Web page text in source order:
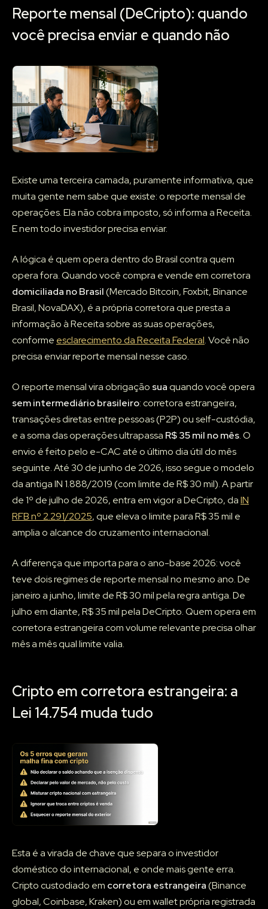
Reporte mensal (DeCripto): quando
você precisa enviar e quando não
Existe uma terceira camada, puramente informativa, que
muita gente nem sabe que existe: o reporte mensal de
operações. Ela não cobra imposto, só informa a Receita.
E nem todo investidor precisa enviar.
A lógica é quem opera dentro do Brasil contra quem
opera fora. Quando você compra e vende em corretora
domiciliada no Brasil(Mercado Bitcoin, Foxbit, Binance
Brasil, NovaDAX), é a própria corretora que presta a
informação à Receita sobre as suas operações,
conforme esclarecimento da Receita Federal. Você não
precisa enviar reporte mensal nesse caso.
O reporte mensal vira obrigação suaquando você opera
sem intermediário brasileiro: corretora estrangeira,
transações diretas entre pessoas (P2P) ou self-custódia,
e a soma das operações ultrapassa R$ 35 mil no mês. O
envio é feito pelo e-CAC até o último dia útil do mês
seguinte. Até 30 de junho de 2026, isso segue o modelo
da antiga IN 1.888/2019 (com limite de R$ 30 mil). A partir
de 1º de julho de 2026, entra em vigor a DeCripto, daIN
RFB nº 2.291/2025, que eleva o limite para R$ 35 mil e
amplia o alcance do cruzamento internacional.
A diferença que importa para o ano-base 2026: você
teve dois regimes de reporte mensal no mesmo ano. De
janeiro a junho, limite de R$ 30 mil pela regra antiga. De
julho em diante, R$ 35 mil pela DeCripto. Quem opera em
corretora estrangeira com volume relevante precisa olhar
mês a mês qual limite valia.
Cripto em corretora estrangeira: a
Lei 14.754 muda tudo
Esta é a virada de chave que separa o investidor
doméstico do internacional, e onde mais gente erra.
Cripto custodiado em corretora estrangeira(Binance
global, Coinbase, Kraken) ou em wallet própria registrada